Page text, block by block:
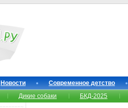
Новости Современное детство
Дикие собаки БКД-2025